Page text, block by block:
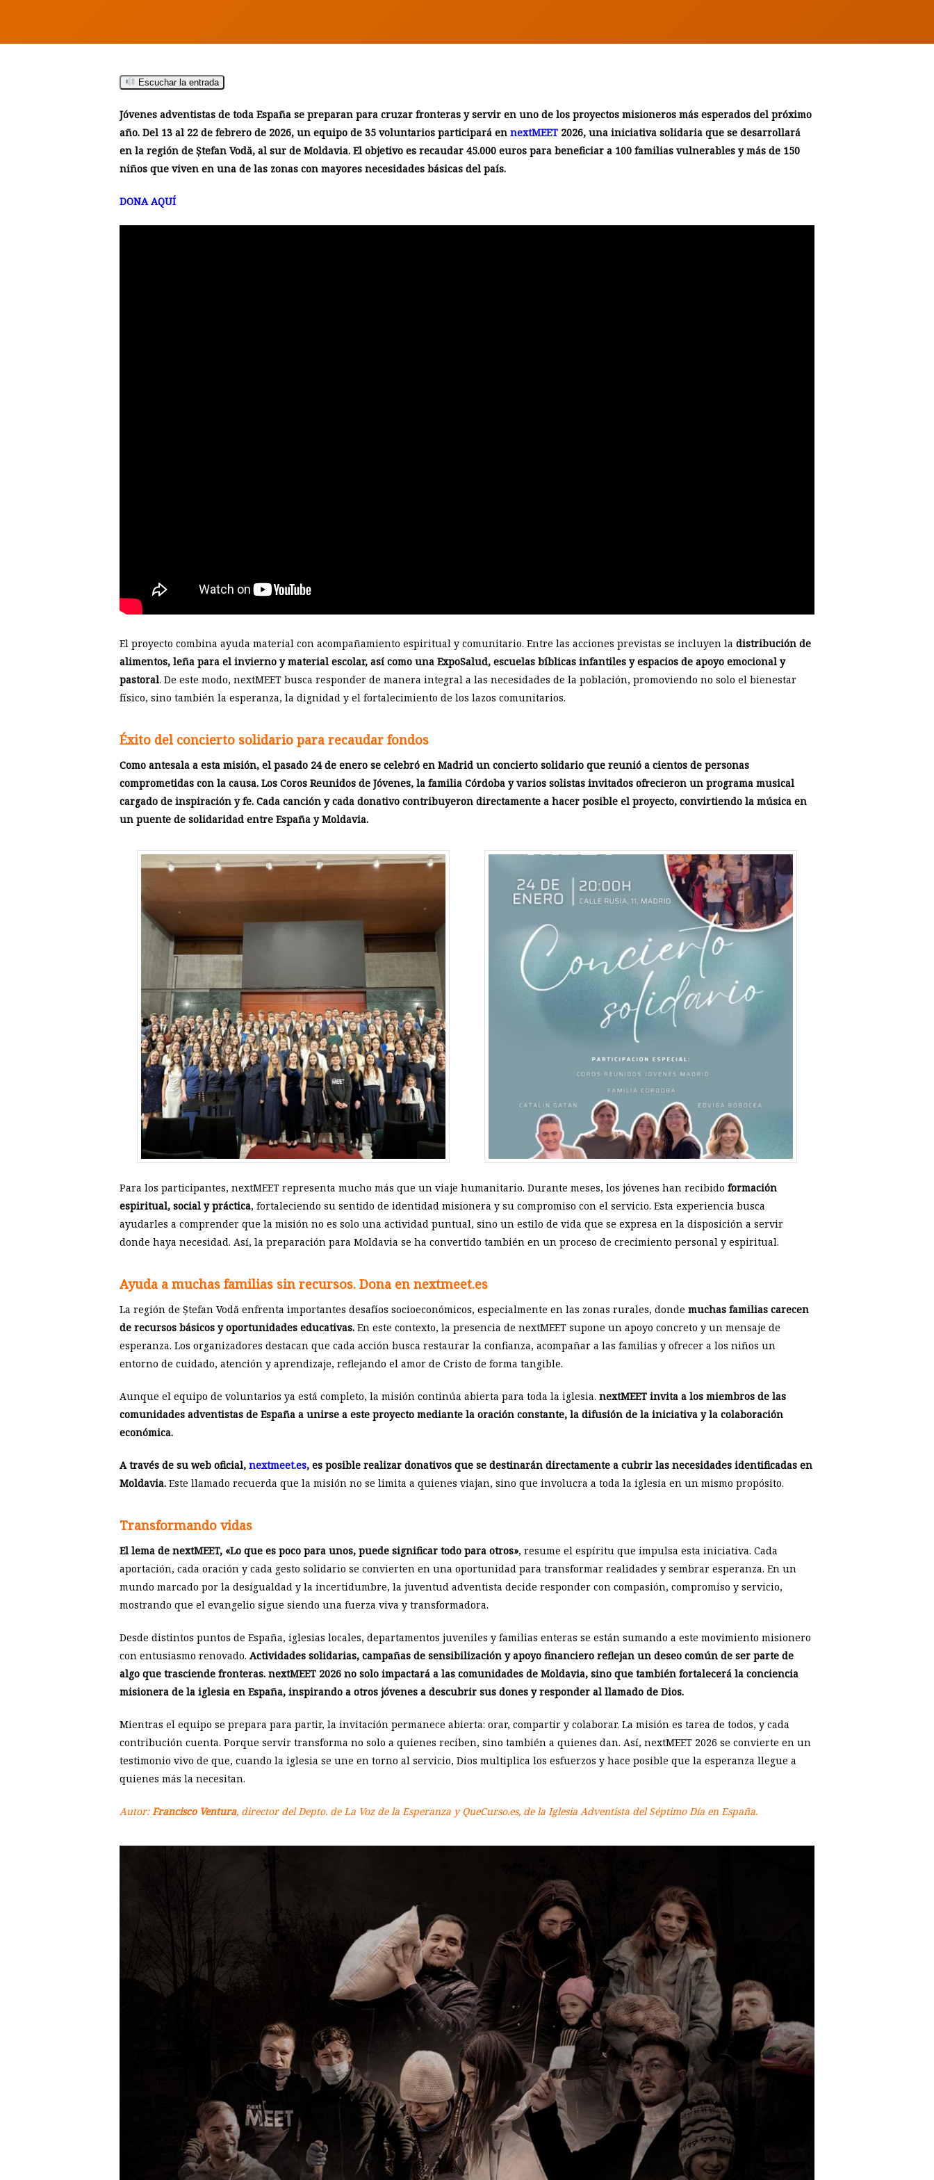
Escuchar la entrada
Jóvenes adventistas de toda España se preparan para cruzar fronteras y servir en uno de los proyectos misioneros más esperados del próximo
año. Del 13 al 22 de febrero de 2026, un equipo de 35 voluntarios participará en nextMEET 2026, una iniciativa solidaria que se desarrollará
en la región de Ștefan Vodă, al sur de Moldavia. El objetivo es recaudar 45.000 euros para beneficiar a 100 familias vulnerables y más de 150
niños que viven en una de las zonas con mayores necesidades básicas del país.
DONA AQUÍ
El proyecto combina ayuda material con acompañamiento espiritual y comunitario. Entre las acciones previstas se incluyen la distribución de
alimentos, leña para el invierno y material escolar, así como una ExpoSalud, escuelas bíblicas infantiles y espacios de apoyo emocional y
pastoral. De este modo, nextMEET busca responder de manera integral a las necesidades de la población, promoviendo no solo el bienestar
físico, sino también la esperanza, la dignidad y el fortalecimiento de los lazos comunitarios.
Éxito del concierto solidario para recaudar fondos
Como antesala a esta misión, el pasado 24 de enero se celebró en Madrid un concierto solidario que reunió a cientos de personas
comprometidas con la causa. Los Coros Reunidos de Jóvenes, la familia Córdoba y varios solistas invitados ofrecieron un programa musical
cargado de inspiración y fe. Cada canción y cada donativo contribuyeron directamente a hacer posible el proyecto, convirtiendo la música en
un puente de solidaridad entre España y Moldavia.
Para los participantes, nextMEET representa mucho más que un viaje humanitario. Durante meses, los jóvenes han recibido formación
espiritual, social y práctica, fortaleciendo su sentido de identidad misionera y su compromiso con el servicio. Esta experiencia busca
ayudarles a comprender que la misión no es solo una actividad puntual, sino un estilo de vida que se expresa en la disposición a servir
donde haya necesidad. Así, la preparación para Moldavia se ha convertido también en un proceso de crecimiento personal y espiritual.
Ayuda a muchas familias sin recursos. Dona en nextmeet.es
La región de Ștefan Vodă enfrenta importantes desafíos socioeconómicos, especialmente en las zonas rurales, donde muchas familias carecen
de recursos básicos y oportunidades educativas. En este contexto, la presencia de nextMEET supone un apoyo concreto y un mensaje de
esperanza. Los organizadores destacan que cada acción busca restaurar la confianza, acompañar a las familias y ofrecer a los niños un
entorno de cuidado, atención y aprendizaje, reflejando el amor de Cristo de forma tangible.
Aunque el equipo de voluntarios ya está completo, la misión continúa abierta para toda la iglesia. nextMEET invita a los miembros de las
comunidades adventistas de España a unirse a este proyecto mediante la oración constante, la difusión de la iniciativa y la colaboración
económica.
A través de su web oficial, nextmeet.es, es posible realizar donativos que se destinarán directamente a cubrir las necesidades identificadas en
Moldavia. Este llamado recuerda que la misión no se limita a quienes viajan, sino que involucra a toda la iglesia en un mismo propósito.
Transformando vidas
El lema de nextMEET, «Lo que es poco para unos, puede significar todo para otros», resume el espíritu que impulsa esta iniciativa. Cada
aportación, cada oración y cada gesto solidario se convierten en una oportunidad para transformar realidades y sembrar esperanza. En un
mundo marcado por la desigualdad y la incertidumbre, la juventud adventista decide responder con compasión, compromiso y servicio,
mostrando que el evangelio sigue siendo una fuerza viva y transformadora.
Desde distintos puntos de España, iglesias locales, departamentos juveniles y familias enteras se están sumando a este movimiento misionero
con entusiasmo renovado. Actividades solidarias, campañas de sensibilización y apoyo financiero reflejan un deseo común de ser parte de
algo que trasciende fronteras. nextMEET 2026 no solo impactará a las comunidades de Moldavia, sino que también fortalecerá la conciencia
misionera de la iglesia en España, inspirando a otros jóvenes a descubrir sus dones y responder al llamado de Dios.
Mientras el equipo se prepara para partir, la invitación permanece abierta: orar, compartir y colaborar. La misión es tarea de todos, y cada
contribución cuenta. Porque servir transforma no solo a quienes reciben, sino también a quienes dan. Así, nextMEET 2026 se convierte en un
testimonio vivo de que, cuando la iglesia se une en torno al servicio, Dios multiplica los esfuerzos y hace posible que la esperanza llegue a
quienes más la necesitan.
Autor:Francisco Ventura, director del Depto. de La Voz de la Esperanza y QueCurso.es, de la Iglesia Adventista del Séptimo Día en España.